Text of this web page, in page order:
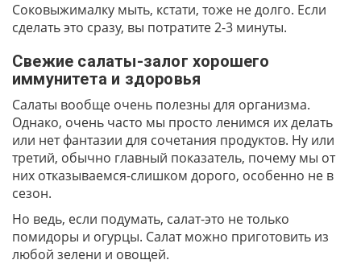
Соковыжималку мыть, кстати, тоже не долго. Если
сделать это сразу, вы потратите 2-3 минуты.
Свежие салаты-залог хорошего
иммунитета и здоровья
Салаты вообще очень полезны для организма.
Однако, очень часто мы просто ленимся их делать
или нет фантазии для сочетания продуктов. Ну или
третий, обычно главный показатель, почему мы от
них отказываемся-слишком дорого, особенно не в
сезон.
Но ведь, если подумать, салат-это не только
помидоры и огурцы. Салат можно приготовить из
любой зелени и овощей.